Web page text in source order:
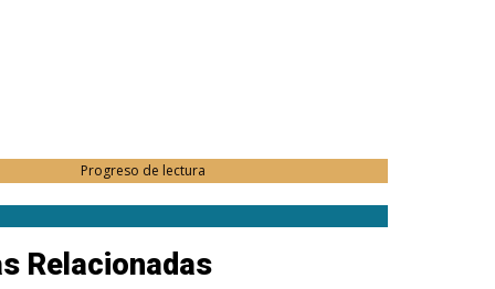
Progreso de lectura
Relacionadas